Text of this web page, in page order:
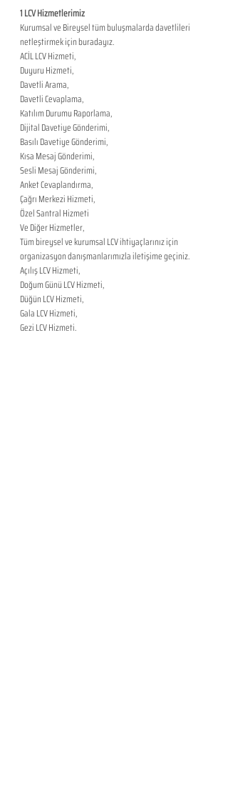
1 LCV Hizmetlerimiz
Kurumsal ve Bireysel tüm buluşmalarda davetlileri
netleştirmek için buradayız.
ACİL LCV Hizmeti,
Duyuru Hizmeti,
Davetli Arama,
Davetli Cevaplama,
Katılım Durumu Raporlama,
Dijital Davetiye Gönderimi,
Basılı Davetiye Gönderimi,
Kısa Mesaj Gönderimi,
Sesli Mesaj Gönderimi,
Anket Cevaplandırma,
Çağrı Merkezi Hizmeti,
Özel Santral Hizmeti
Ve Diğer Hizmetler,
​Tüm bireysel ve kurumsal LCV ihtiyaçlarınız için
organizasyon danışmanlarımızla iletişime geçiniz.
Açılış LCV Hizmeti,
Doğum Günü LCV Hizmeti,
Düğün LCV Hizmeti,
Gala LCV Hizmeti,
Gezi LCV Hizmeti,